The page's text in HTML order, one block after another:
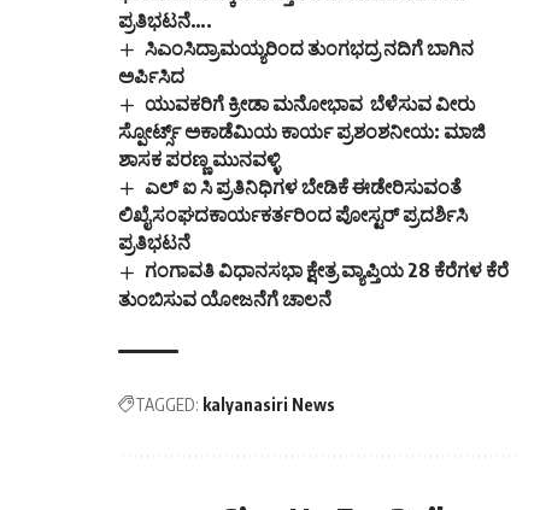
ಪ್ರತಿಭಟನೆ….
ಸಿಎಂಸಿದ್ರಾಮಯ್ಯರಿಂದ ತುಂಗಭದ್ರ ನದಿಗೆ ಬಾಗಿನ
ಅರ್ಪಿಸಿದ
ಯುವಕರಿಗೆ ಕ್ರೀಡಾ ಮನೋಭಾವ ಬೆಳೆಸುವ ವೀರು
ಸ್ಪೋರ್ಟ್ಸ್ ಅಕಾಡೆಮಿಯ ಕಾರ್ಯ ಪ್ರಶಂಶನೀಯ: ಮಾಜಿ
ಶಾಸಕ ಪರಣ್ಣ ಮುನವಳ್ಳಿ
ಎಲ್ ಐ ಸಿ ಪ್ರತಿನಿಧಿಗಳ ಬೇಡಿಕೆ ಈಡೇರಿಸುವಂತೆ
ಲಿಖೈಸಂಘದಕಾರ್ಯಕರ್ತರಿಂದ ಪೋಸ್ಟರ್ ಪ್ರದರ್ಶಿಸಿ
ಪ್ರತಿಭಟನೆ
ಗಂಗಾವತಿ ವಿಧಾನಸಭಾ ಕ್ಷೇತ್ರ ವ್ಯಾಪ್ತಿಯ 28 ಕೆರೆಗಳ ಕೆರೆ
ತುಂಬಿಸುವ ಯೋಜನೆಗೆ ಚಾಲನೆ
TAGGED: kalyanasiri News